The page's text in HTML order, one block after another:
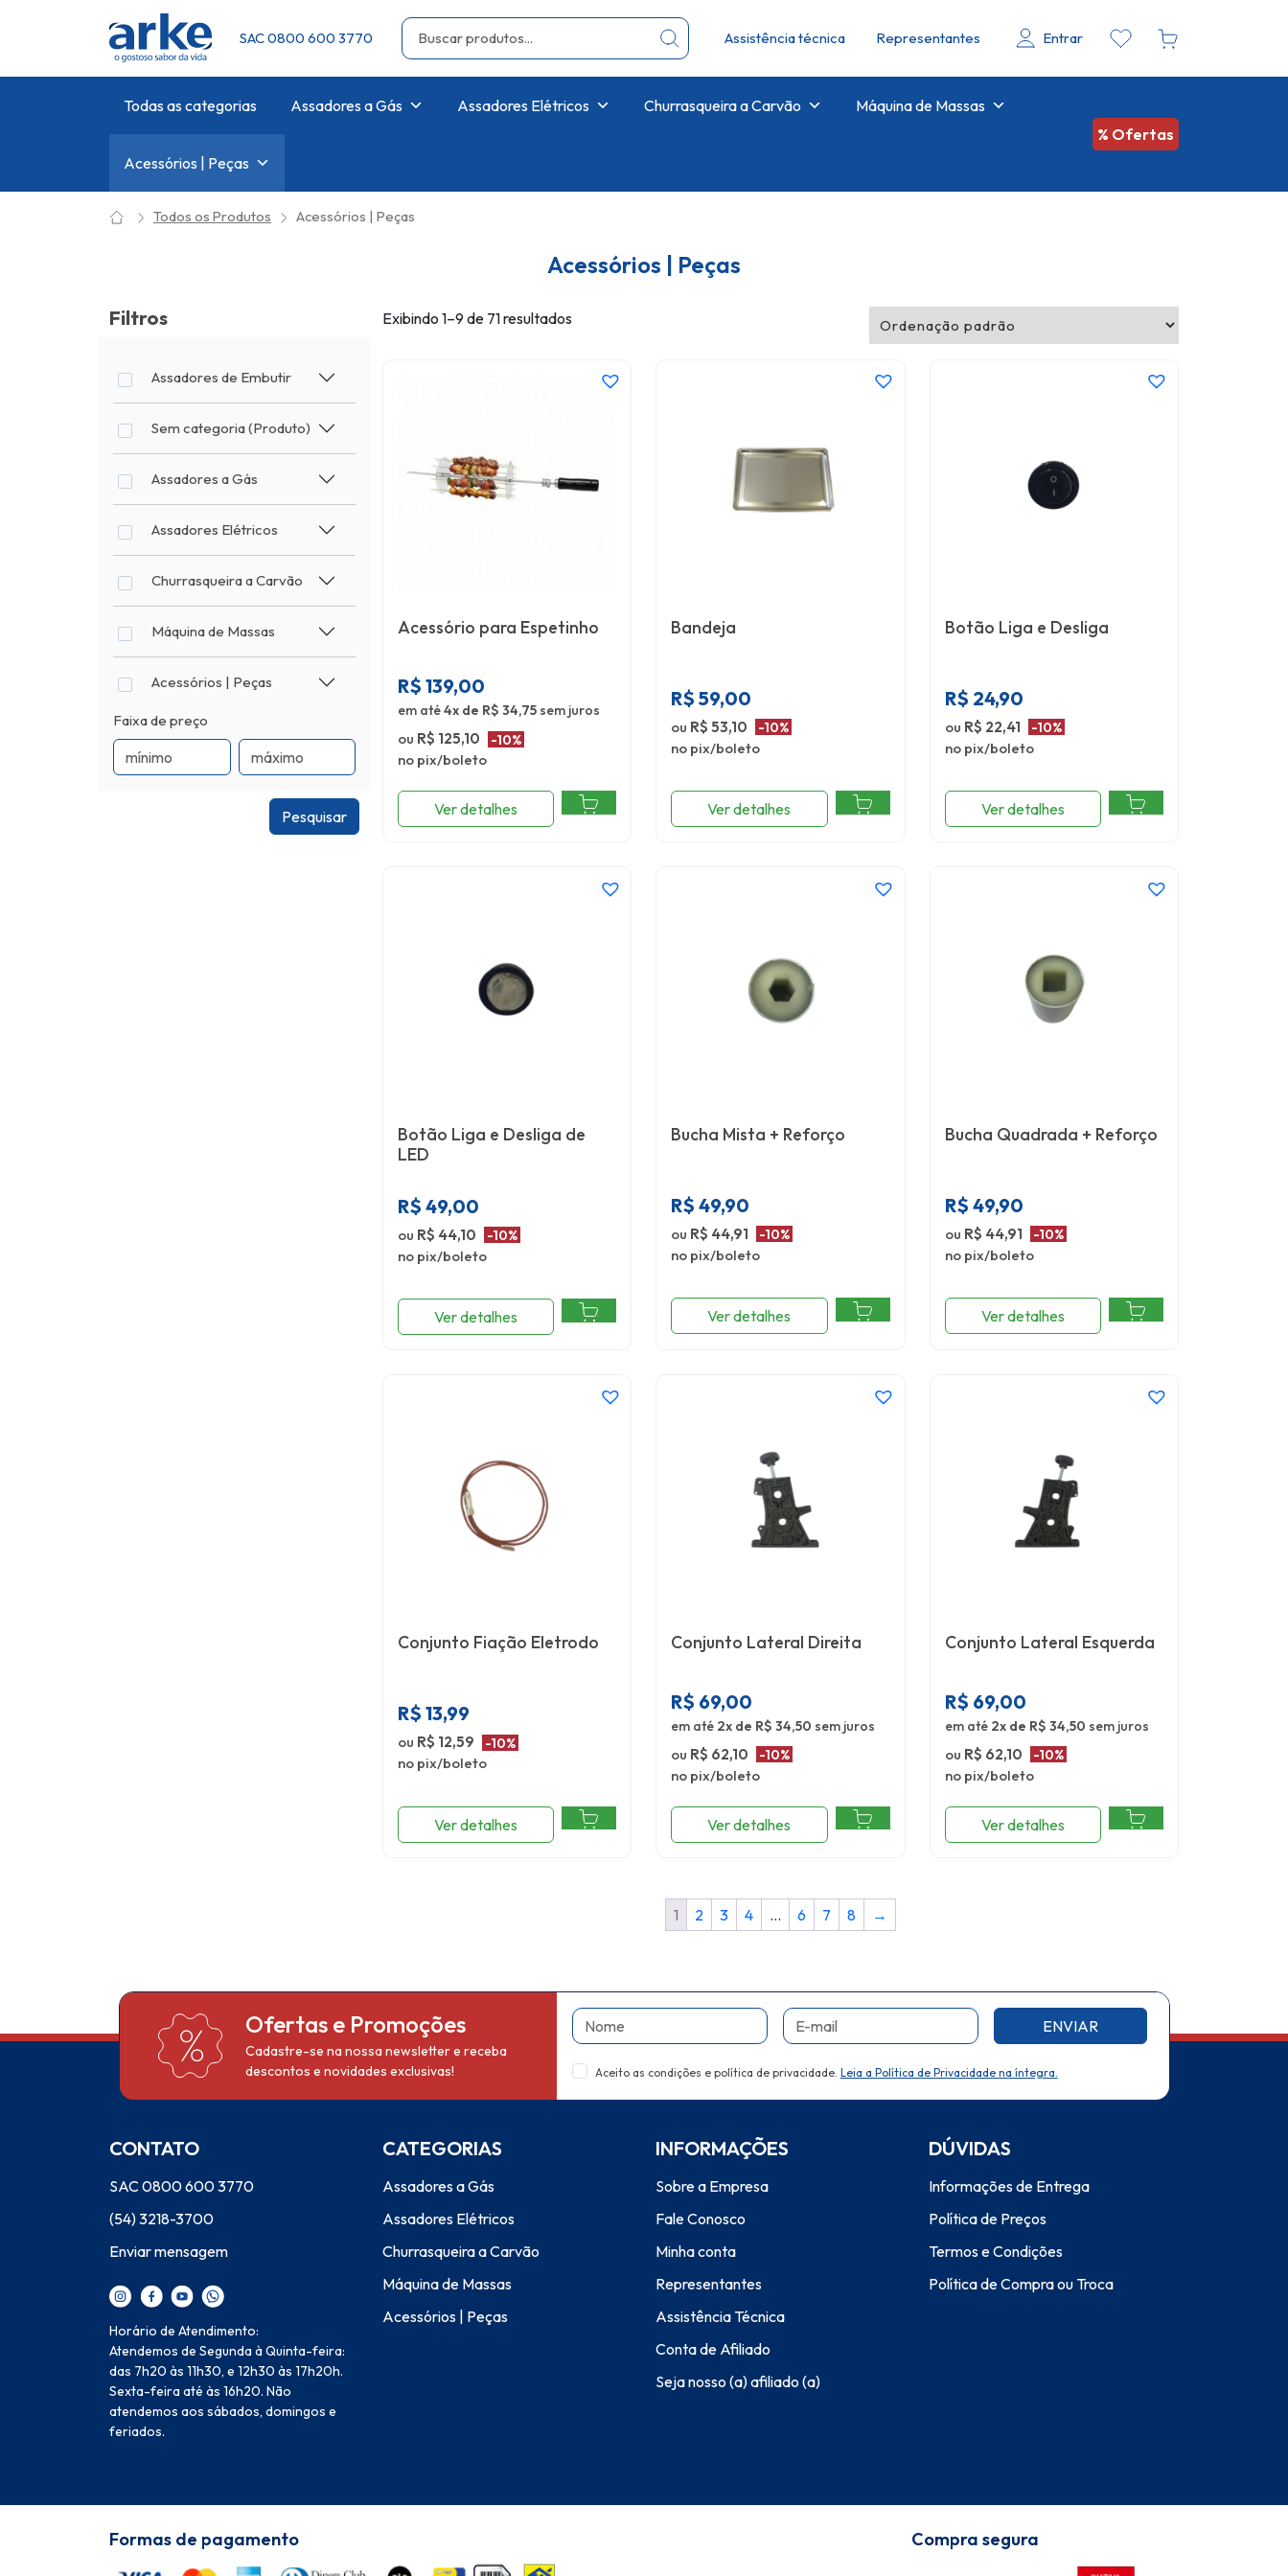
SAC 0800 600 3770 Assistência técnica Representantes Entrar
Todas as categorias Assadores a Gás Assadores Elétricos Churrasqueira a Carvão Máquina de Massas
Acessórios | Peças
% Ofertas
Todos os Produtos Acessórios | Peças
Acessórios | Peças
Filtros
Assadores de Embutir
Sem categoria (Produto)
Assadores a Gás
Assadores Elétricos
Churrasqueira a Carvão
Máquina de Massas
Acessórios | Peças
Faixa de preço
Pesquisar
Exibindo 1–9 de 71 resultados
Acessório para Espetinho
R$ 139,00
em até4x de R$ 34,75sem juros
ou R$ 125,10 -10%
no pix/boleto
Ver detalhes
Bandeja
R$ 59,00
ou R$ 53,10 -10%
no pix/boleto
Ver detalhes
Botão Liga e Desliga
R$ 24,90
ou R$ 22,41 -10%
no pix/boleto
Ver detalhes
Botão Liga e Desliga de
LED
R$ 49,00
ou R$ 44,10 -10%
no pix/boleto
Ver detalhes
Bucha Mista + Reforço
R$ 49,90
ou R$ 44,91 -10%
no pix/boleto
Ver detalhes
Bucha Quadrada + Reforço
R$ 49,90
ou R$ 44,91 -10%
no pix/boleto
Ver detalhes
Conjunto Fiação Eletrodo
R$ 13,99
ou R$ 12,59 -10%
no pix/boleto
Ver detalhes
Conjunto Lateral Direita
R$ 69,00
em até 2x de R$ 34,50 sem juros
ou R$ 62,10 -10%
no pix/boleto
Ver detalhes
Conjunto Lateral Esquerda
R$ 69,00
em até 2x de R$ 34,50 sem juros
ou R$ 62,10 -10%
no pix/boleto
Ver detalhes
1 2 3 4 … 6 7 8 →
Ofertas e Promoções
Cadastre-se na nossa newsletter e receba
descontos e novidades exclusivas!
Nome E-mail ENVIAR
Aceito as condições e política de privacidade. Leia a Política de Privacidade na íntegra.
CONTATO
SAC 0800 600 3770
(54) 3218-3700
Enviar mensagem
Horário de Atendimento:
Atendemos de Segunda à Quinta-feira:
das 7h20 às 11h30, e 12h30 às 17h20h.
Sexta-feira até às 16h20. Não
atendemos aos sábados, domingos e
feriados.
CATEGORIAS
Assadores a Gás
Assadores Elétricos
Churrasqueira a Carvão
Máquina de Massas
Acessórios | Peças
INFORMAÇÕES
Sobre a Empresa
Fale Conosco
Minha conta
Representantes
Assistência Técnica
Conta de Afiliado
Seja nosso (a) afiliado (a)
DÚVIDAS
Informações de Entrega
Política de Preços
Termos e Condições
Política de Compra ou Troca
Formas de pagamento Compra segura